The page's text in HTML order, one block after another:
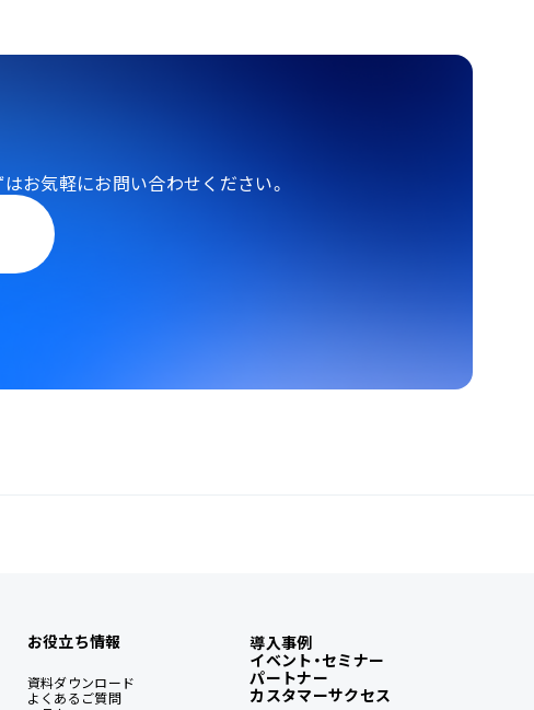
はお気軽にお問い合わせください。
お役立ち情報
資料ダウンロード
よくあるご質問
導入事例
イベント・セミナー
パートナー
カスタマーサクセス